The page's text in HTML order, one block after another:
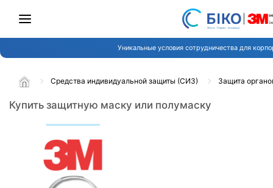
Уникальные условия сотрудничества для
Средства индивидуальной защиты (СИЗ) Защита
Купить защитную маску или полумаску